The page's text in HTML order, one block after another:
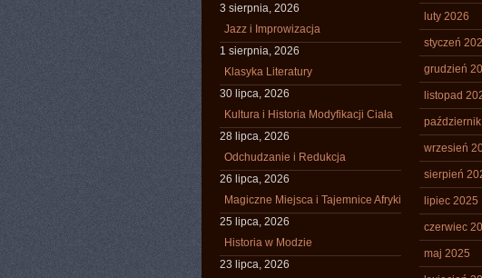
3 sierpnia, 2026
Jazz i Improwizacja
1 sierpnia, 2026
Klasyka Literatury
30 lipca, 2026
Kultura i Historia Modyfikacji Ciała
28 lipca, 2026
Odchudzanie i Redukcja
26 lipca, 2026
Magiczne Miejsca i Tajemnice Afryki
25 lipca, 2026
Historia w Modzie
23 lipca, 2026
luty 2026
styczeń
grudzień
listopad
wrzesień
sierpień
lipiec 2025
czerwiec
maj 2025